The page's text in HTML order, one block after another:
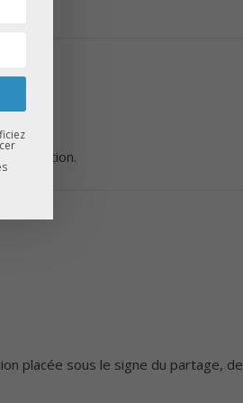
correction.
placée sous le signe du partage, de